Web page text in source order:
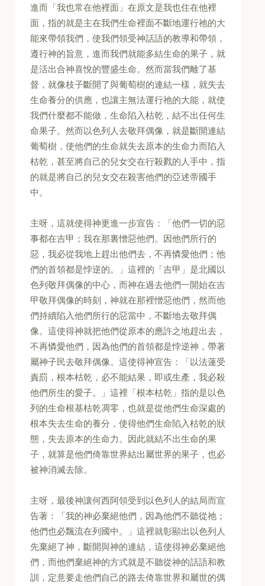
進而「我也常在他裡面」在原文是我也住在他裡
面，指的就是主在我們生命裡面不斷地運行祂的大
能來帶領我們，使我們領受神話語的教導和帶領，
遵行神的旨意，進而我們就能多結生命的果子，就
是活出合神喜悅的豐盛生命。然而當我們離了基
督，就像枝子斷開了與葡萄樹的連結一樣，就失去
生命養分的供應，也讓主無法運行祂的大能，就使
我們什麼都不能做，生命陷入枯乾，結不出任何生
命果子。然而以色列人去敬拜偶像，就是斷開連結
葡萄樹，使他們的生命就失去原本的生命力而陷入
枯乾，甚至將自己的兒女交在行殺戮的人手中，指
的就是將自己的兒女交在殺害他們的亞述帝國手
中。
主呀，這就使得神更進一步宣告：「他們一切的惡
事都在吉甲；我在那裏憎惡他們。因他們所行的
惡，我必從我地上趕出他們去，不再憐愛他們；他
們的首領都是悖逆的。」這裡的「吉甲」是北國以
色列敬拜偶像的中心，而神在過去他們一開始在吉
甲敬拜偶像的時刻，神就在那裡憎惡他們，然而他
們持續陷入他們所行的惡當中，不斷地去敬拜偶
像。這使得神就把他們從原本的應許之地趕出去，
不再憐愛他們，因為他們的首領都是悖逆神，帶著
屬神子民去敬拜偶像。這使得神宣告：「以法蓮受
責罰，根本枯乾，必不能結果，即或生產，我必殺
他們所生的愛子。」這裡「根本枯乾」指的是以色
列的生命根基枯乾凋零，也就是從他們生命深處的
根本失去生命的養分，使得他們生命陷入枯乾的狀
態，失去原本的生命力。因此就結不出生命的果
子，就算是他們倚靠世界結出屬世界的果子，也必
被神消滅去除。
主呀，最後神讓何西阿領受到以色列人的結局而宣
告著：「我的神必棄絕他們，因為他們不聽從祂；
他們也必飄流在列國中。」這裡就彰顯出以色列人
先棄絕了神，斷開與神的連結，這使得神必棄絕他
們，而他們棄絕神的方式就是不聽從神的話語和教
訓，定意要走他們自己的路去倚靠世界和屬世的偶